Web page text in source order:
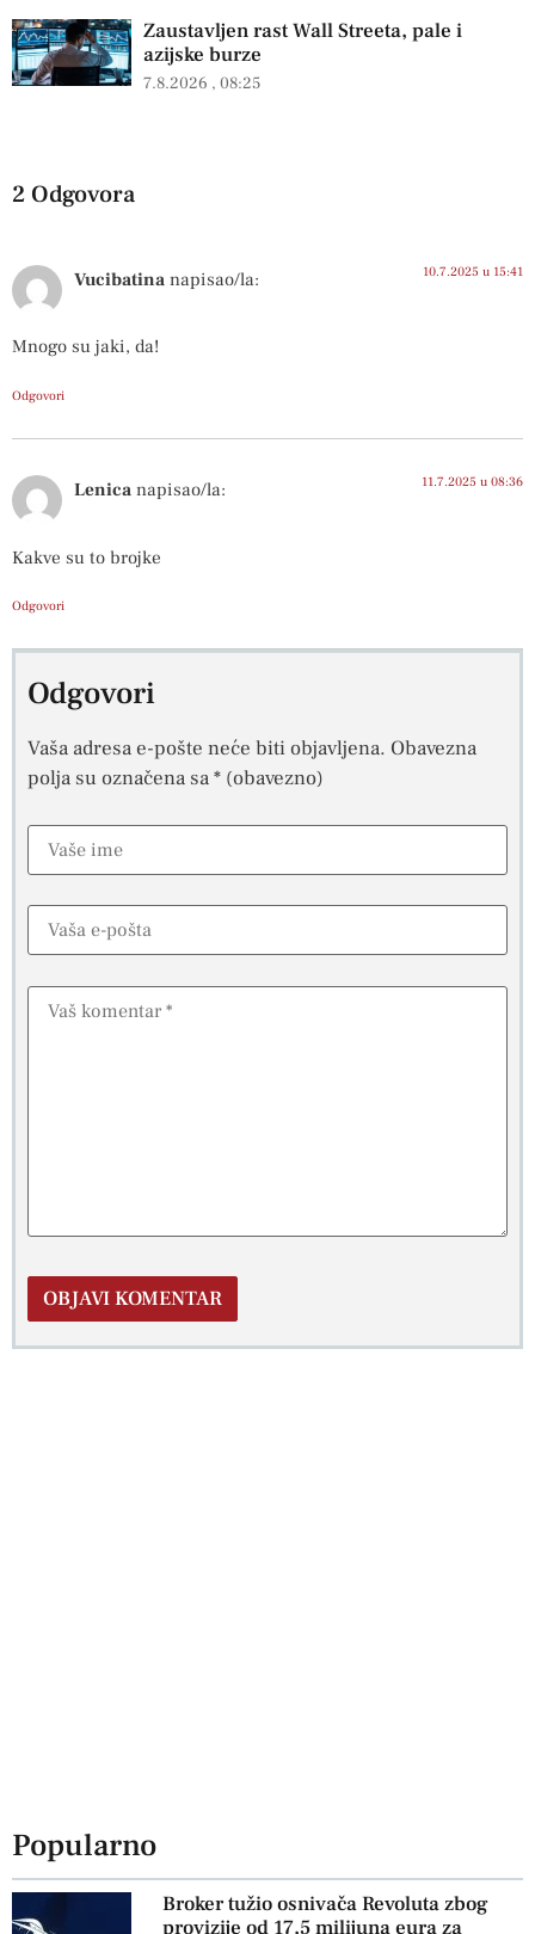
Zaustavljen rast Wall Streeta, pale i
azijske burze
7.8.2026 08:25
2 Odgovora
Vucibatina napisao/la: 10.7.2025 u 15:41
Mnogo su jaki, da!
Odgovori
Lenica napisao/la: 11.7.2025 u 08:36
Kakve su to brojke
Odgovori
Odgovori
Vaša adresa e-pošte neće biti objavljena. Obavezna
polja su označena sa* (obavezno)
Popularno
Broker tužio osnivača Revoluta zbog
provizije od 17,5 milijuna eura za